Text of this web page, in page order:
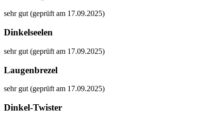
sehr gut (geprüft am 17.09.2025)
Dinkelseelen
sehr gut (geprüft am 17.09.2025)
Laugenbrezel
sehr gut (geprüft am 17.09.2025)
Dinkel-Twister